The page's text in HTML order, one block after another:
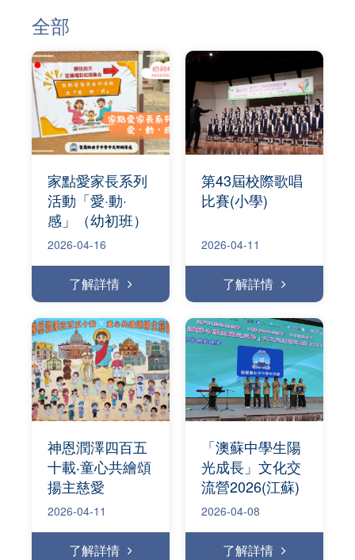
全部
家點愛家⾧系列
活動「愛·動·
感」（幼初班）
2026-04-16
了解詳情
第43屆校際歌唱
比賽(小學)
2026-04-11
了解詳情
神恩潤澤四百五
十載‧童心共繪頌
揚主慈愛
2026-04-11
了解詳情
「澳蘇中學生陽
光成長」文化交
流營2026(江蘇)
2026-04-08
了解詳情